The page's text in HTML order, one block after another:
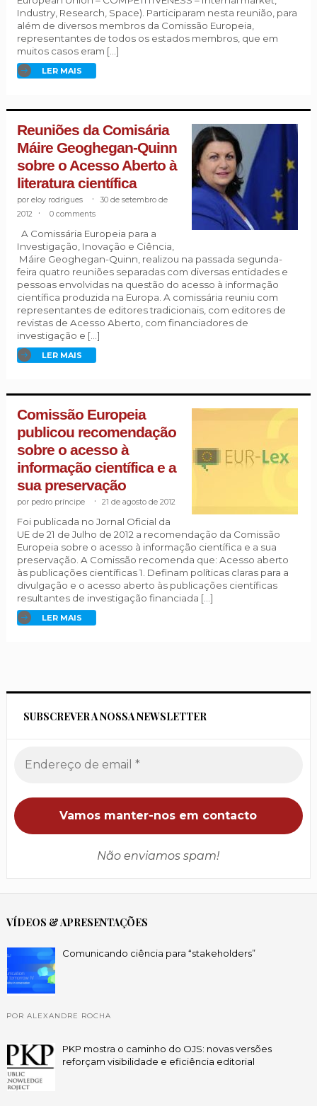
Industry, Research, Space). Participaram nesta reunião, para
além de diversos membros da Comissão Europeia,
representantes de todos os estados membros, que em
muitos casos eram […]
LER MAIS
Reuniões da Comisária
Máire Geoghegan-Quinn
sobre o Acesso Aberto à
literatura científica
eloy rodrigues.
30 de setembro de
2012
0 comments
A Comissária Europeia para a
Investigação, Inovação e Ciência,
Máire Geoghegan-Quinn, realizou na passada segunda-
feira quatro reuniões separadas com diversas entidades e
pessoas envolvidas na questão do acesso à informação
científica produzida na Europa. A comissária reuniu com
representantes de editores tradicionais, com editores de
revistas de Acesso Aberto, com financiadores de
investigação e […]
LER MAIS
Comissão Europeia
publicou recomendação
sobre o acesso à
informação científica e a
sua preservação
pedro príncipe. 21 de agosto de 2012
Foi publicada no Jornal Oficial da
UE de 21 de Julho de 2012 a recomendação da Comissão
Europeia sobre o acesso à informação científica e a sua
preservação. A Comissão recomenda que: Acesso aberto
às publicações científicas 1. Definam políticas claras para a
divulgação e o acesso aberto às publicações científicas
resultantes de investigação financiada […]
LER MAIS
SUBSCREVER A NOSSA NEWSLETTER
Não enviamos spam!
VÍDEOS & APRESENTAÇÕES
Comunicando ciência para “stakeholders”
POR ALEXANDRE ROCHA
PKP mostra o caminho do OJS: novas versões
reforçam visibilidade e eficiência editorial